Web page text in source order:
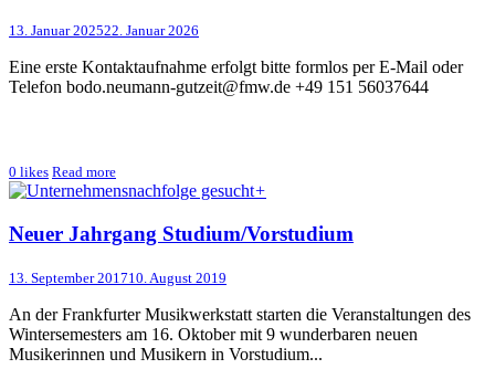
13. Januar 202522. Januar 2026
Eine erste Kontaktaufnahme erfolgt bitte formlos per E-Mail oder
Telefon bodo.neumann-gutzeit@fmw.de +49 151 56037644
0 likes Read more
+
Neuer Jahrgang Studium/Vorstudium
13. September 201710. August 2019
An der Frankfurter Musikwerkstatt starten die Veranstaltungen des
Wintersemesters am 16. Oktober mit 9 wunderbaren neuen
Musikerinnen und Musikern in Vorstudium...